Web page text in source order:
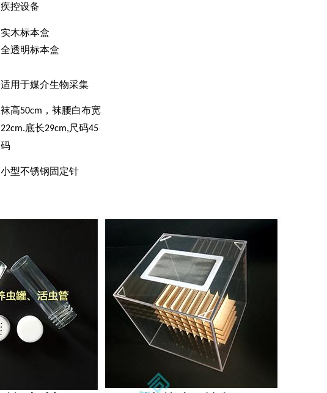
疾控设备
实木标本盒
全透明标本盒
适用于媒介生物采集
袜高50cm ，袜腰白布宽
22cm.底长29cm,尺码45
码
小型不锈钢固定针